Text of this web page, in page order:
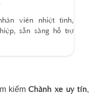
viên nhiệt tình,
sẵn sàng hỗ trợ
kiếmChành xe uy tín,